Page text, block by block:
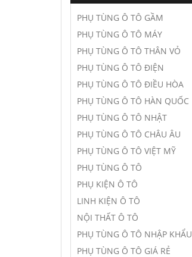
PHỤ TÙNG Ô TÔ GẦM
PHỤ TÙNG Ô TÔ MÁY
PHỤ TÙNG Ô TÔ THÂN VỎ
PHỤ TÙNG Ô TÔ ĐIỆN
PHỤ TÙNG Ô TÔ ĐIỀU HÒA
PHỤ TÙNG Ô TÔ HÀN QUỐC
PHỤ TÙNG Ô TÔ NHẬT
PHỤ TÙNG Ô TÔ CHÂU ÂU
PHỤ TÙNG Ô TÔ VIỆT MỸ
PHỤ TÙNG Ô TÔ
PHỤ KIỆN Ô TÔ
LINH KIỆN Ô TÔ
NỘI THẤT Ô TÔ
PHỤ TÙNG Ô TÔ NHẬP KHẨU
PHỤ TÙNG Ô TÔ GIÁ RẺ